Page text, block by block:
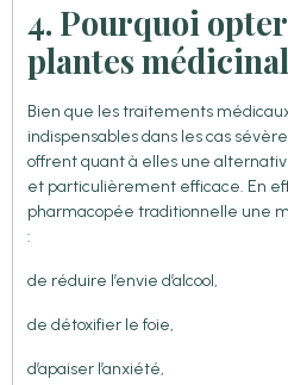
4. Pourquoi
plantes
Bien que les traitements
indispensables dans les cas
offrent quant à elles une
et particulièrement efficace. En
pharmacopée traditionnelle une
:
de réduire l’envie d’alcool,
de détoxifier le foie,
d’apaiser l’anxiété,